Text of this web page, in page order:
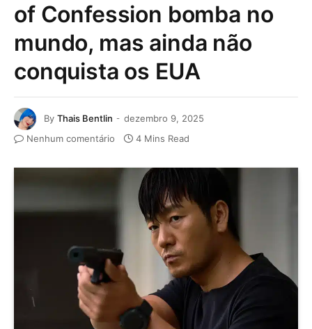
of Confession bomba no
mundo, mas ainda não
conquista os EUA
By Thais Bentlin
dezembro 9, 2025
Nenhum comentário
4 Mins Read